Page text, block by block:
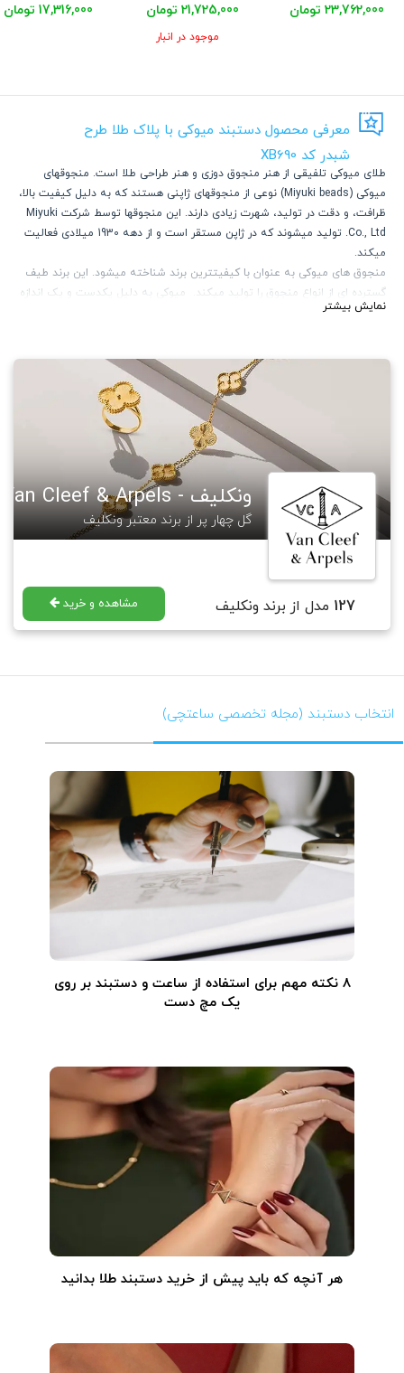
23,762,000 تومان 21,725,000 تومان
موجود در انبار
17,316,000 تومان
معرفی محصول دستبند میوکی با پلاک طلا طرح
شبدر کد XB690
طلای میوکی تلفیقی از هنر منجوق دوزی و هنر طراحی طلا است. منجوقهای
میوکی (Miyuki beads) نوعی از منجوقهای ژاپنی هستند که به دلیل کیفیت بالا،
ظرافت، و دقت در تولید، شهرت زیادی دارند. این منجوقها توسط شرکت Miyuki
Co., Ltd. تولید میشوند که در ژاپن مستقر است و از دهه 1930 میلادی فعالیت
میکند.
منجوق های میوکی به عنوان با کیفیتترین برند شناخته میشود. این برند طیف
گسترده ای از انواع منجوق را تولید میکند. میوکی به دلیل یکدست و یک اندازه
بودن منجوقها بسیار مورد استقبال است. آبکاری این برند بسیار با کیفیت است.
میوکی در دنیا حرف اول را بزند.
منجوق های میوکی در برابر ساییدگی، خراش و تماس با مواد شیمیایی مقاومتر
رنگ منجوقها در طول زمان و در مواجهه با نور خورشید یا رطوبت تغییر نمیکند.
حتی در شرایط سختتر، رنگها محو یا پوسته پوسته نمیشوند.
منجوق های طلایی آبکاری شده اند در نتیجه تغییر رنگ نمی دهند.
نمایش بیشتر
ونکلیف - Van Cleef & Arpels
گل چهار پر از برند معتبر ونکلیف
127 مدل از برند ونکلیف مشاهده و خرید
انتخاب دستبند (مجله تخصصی ساعتچی)
۸ نکته مهم برای استفاده از ساعت و دستبند بر روی
یک مچ دست
هر آنچه که باید پیش از خرید دستبند طلا بدانید